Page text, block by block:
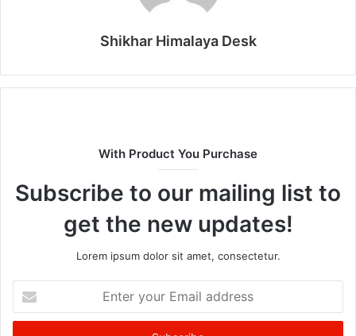
Shikhar Himalaya Desk
With Product You Purchase
Subscribe to our mailing list to
get the new updates!
Lorem ipsum dolor sit amet, consectetur.
your
Email